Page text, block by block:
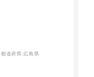
都道府県:広島県